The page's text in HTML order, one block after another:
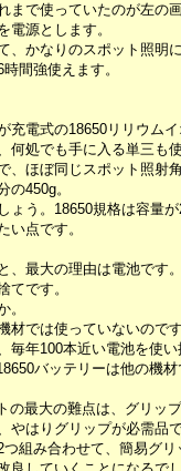
まで使っていたのが左の
電源とします。
、かなりのスポット照明に
間強使えます。
充電式の18650リリウム
何処でも手に入る単三も使
、ほぼ同じスポット照射
の450g。
ょう。18650規格は容量
い点です。
、最大の理由は電池です。
てです。
。
材では使っていないのです
毎年100本近い電池を使い
バッテリーは他の機
の最大の難点は、グリップ
やはりグリップが必需品で
組み合わせて、簡易グリ